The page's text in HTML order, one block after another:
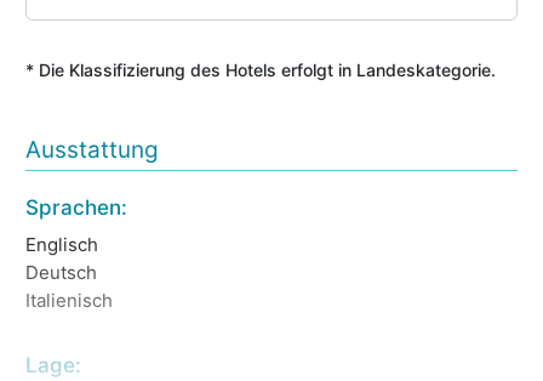
* Die Klassifizierung des Hotels erfolgt in Landeskategorie.
Ausstattung
Sprachen:
Englisch
Deutsch
Italienisch
Lage: